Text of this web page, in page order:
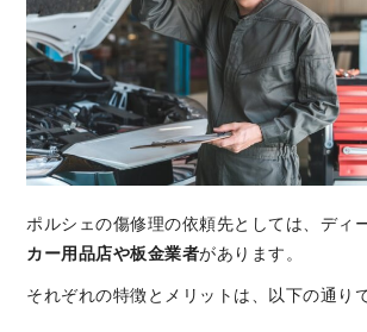
ポルシェの傷修理の依頼先としては、ディ
カー用品店や板金業者があります。
それぞれの特徴とメリットは、以下の通りで